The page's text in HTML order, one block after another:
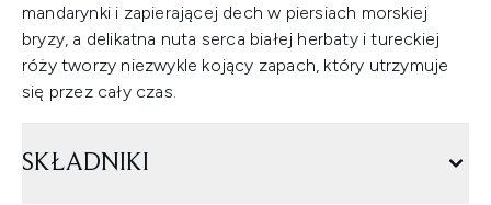
mandarynki i zapierającej dech w piersiach morskiej
bryzy, a delikatna nuta serca białej herbaty i tureckiej
róży tworzy niezwykle kojący zapach, który utrzymuje
się przez cały czas.
SKŁADNIKI